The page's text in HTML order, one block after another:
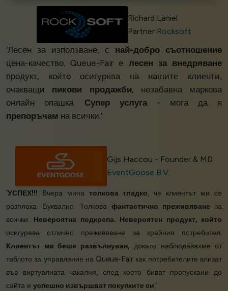
Richard Laniel
Partner Rocksoft
‘Лесен за използване, с най-добро съотношение
цена-качество. Queue-Fair е лесен за внедряване
продукт, който осигурява на нашите клиенти,
очакващи пикови продажби, незабавна маркова
онлайн опашка. Супер услуга- мога да я
препоръчам на всички.’
Gijs Haccou - Founder & MD
EventGoose B.V.
‘УСПЕХ!!! Вчера минатолкова гладко, че клиентът ми се
разплака. Буквално. Толкова фантастично преживяване за
всички. Невероятна подкрепа. Невероятен продукт, който
осигурява отлично преживяване за крайния потребител.
Клиентът ми беше развълнуван, докато наблюдавахме от
таблото за управление на Queue-Fair как потребителите влизат
във виртуалната чакалня, след което биват пропускани до
сайта и успешно извършват покупките си.’